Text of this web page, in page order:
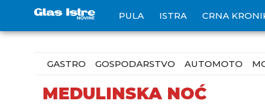
PULA ISTRA CRNA
GASTRO GOSPODARSTVO AUTOMOTO
MEDULINSKA NOĆ